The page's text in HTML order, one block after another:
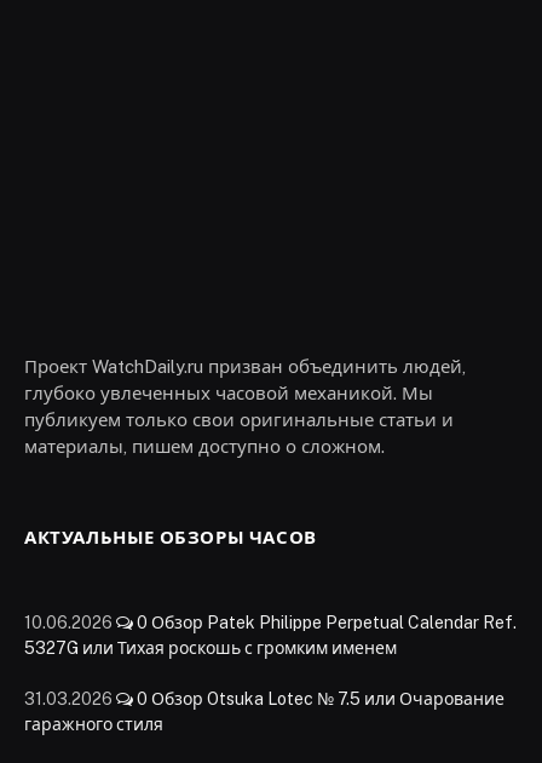
Проект WatchDaily.ru призван объединить людей,
глубоко увлеченных часовой механикой. Мы
публикуем только свои оригинальные статьи и
материалы, пишем доступно о сложном.
АКТУАЛЬНЫЕ ОБЗОРЫ ЧАСОВ
10.06.2026 0 Обзор Patek Philippe Perpetual Calendar Ref.
5327G или Тихая роскошь с громким именем
31.03.2026 0 Обзор Otsuka Lotec № 7.5 или Очарование
гаражного стиля